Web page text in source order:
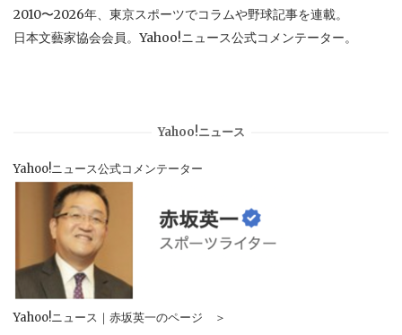
2010〜2026年、東京スポーツでコラムや野球記事を連載。
日本文藝家協会会員。Yahoo!ニュース公式コメンテーター。
Yahoo!ニュース
Yahoo!ニュース公式コメンテーター
Yahoo!ニュース｜赤坂英一のページ ＞